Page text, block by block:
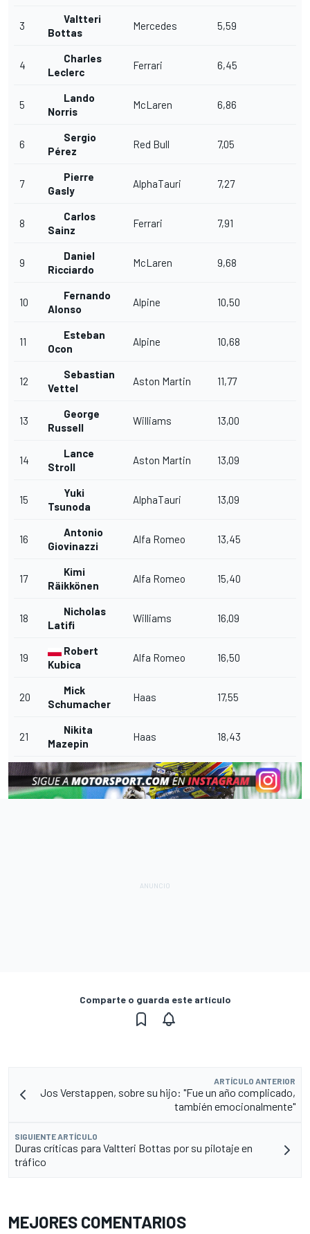
3
Valtteri
Bottas
Mercedes 5,59
4
Charles
Leclerc
Ferrari 6,45
5
Lando
Norris
McLaren 6,86
6
Sergio
Pérez
Red Bull 7,05
7
Pierre
Gasly
AlphaTauri 7,27
8
Carlos
Sainz
Ferrari 7,91
9
Daniel
Ricciardo
McLaren 9,68
10
Fernando
Alonso
Alpine 10,50
11
Esteban
Ocon
Alpine 10,68
12
Sebastian
Vettel
Aston Martin 11,77
13
George
Russell
Williams 13,00
14
Lance
Stroll
Aston Martin 13,09
15
Yuki
Tsunoda
AlphaTauri 13,09
16
Antonio
Giovinazzi
Alfa Romeo 13,45
17
Kimi
Räikkönen
Alfa Romeo 15,40
18
Nicholas
Latifi
Williams 16,09
19
Robert
Kubica
Alfa Romeo 16,50
20
Mick
Schumacher
Haas 17,55
21
Nikita
Mazepin
Haas 18,43
Comparte o guarda este artículo
ARTÍCULO ANTERIOR
Jos Verstappen, sobre su hijo: "Fue un año complicado,
también emocionalmente"
SIGUIENTE ARTÍCULO
Duras críticas para Valtteri Bottas por su pilotaje en
tráfico
MEJORES COMENTARIOS